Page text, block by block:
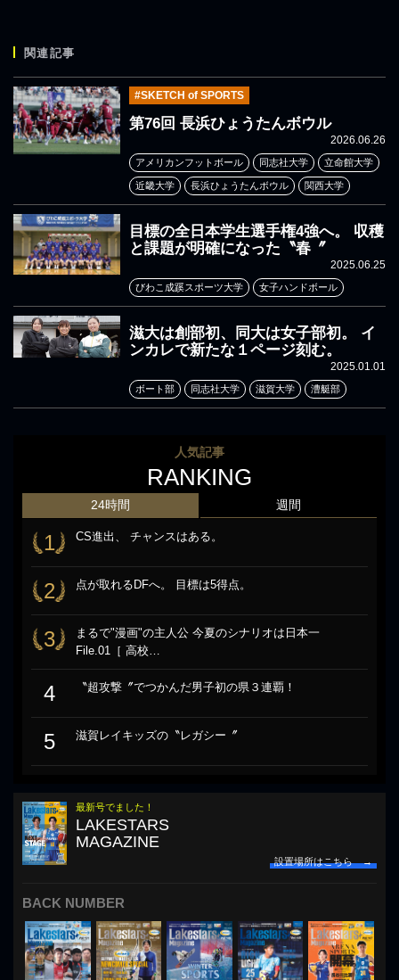
関連記事
#SKETCH of SPORTS
第76回 長浜ひょうたんボウル
2026.06.26
アメリカンフットボール 同志社大学 立命館大学
近畿大学 長浜ひょうたんボウル 関西大学
目標の全日本学生選手権4強へ。 収穫
と課題が明確になった〝春〞
2025.06.25
びわこ成蹊スポーツ大学 女子ハンドボール
滋大は創部初、同大は女子部初。 イ
ンカレで新たな１ページ刻む。
2025.01.01
ボート部 同志社大学 滋賀大学 漕艇部
人気記事
RANKING
24時間
1 CS進出、 チャンスはある。
2 点が取れるDFへ。 目標は5得点。
3
まるで"漫画"の主人公 今夏のシナリオは日本一
File.01［ 高校…
4 〝超攻撃〞でつかんだ男子初の県３連覇！
5 滋賀レイキッズの〝レガシー〞
週間
最新号でました！
LAKESTARS
MAGAZINE
設置場所はこちら →
BACK NUMBER